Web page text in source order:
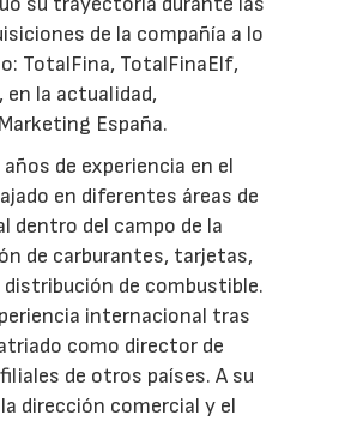
de la compañía a lo
TotalFina, TotalFinaElf,
en la actualidad,
España.
de experiencia en el
en diferentes áreas de
dentro del campo de la
de carburantes, tarjetas,
distribución de combustible.
internacional tras
como director de
de otros países. A su
dirección comercial y el